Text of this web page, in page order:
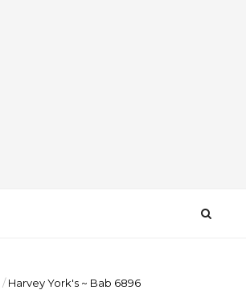
/ Harvey York's ~ Bab 6896